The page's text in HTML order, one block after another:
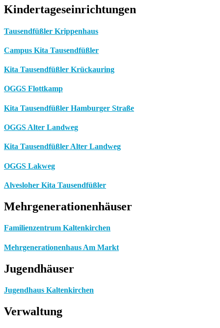
Kindertageseinrichtungen
Tausendfüßler Krippenhaus
Campus Kita Tausendfüßler
Kita Tausendfüßler Krückauring
OGGS Flottkamp
Kita Tausendfüßler Hamburger Straße
OGGS Alter Landweg
Kita Tausendfüßler Alter Landweg
OGGS Lakweg
Alvesloher Kita Tausendfüßler
Mehrgenerationenhäuser
Familienzentrum Kaltenkirchen
Mehrgenerationenhaus Am Markt
Jugendhäuser
Jugendhaus Kaltenkirchen
Verwaltung